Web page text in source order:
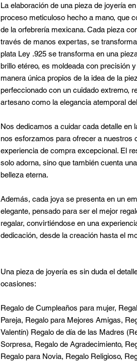
La elaboración de una pieza de joyería
proceso meticuloso hecho a mano, que
de la orfebrería mexicana. Cada pieza
través de manos expertas, se
plata Ley .925 se transforma en una
brillo etéreo, es moldeada con precisión
manera única propios de la idea de la
perfeccionado con un cuidado extremo,
artesano como la elegancia atemporal
Nos dedicamos a cuidar cada detalle en
nos esforzamos para ofrecer a nuestros
experiencia de compra excepcional. El
solo adorna, sino que también cuenta
belleza eterna.
Además, cada joya se presenta en un
elegante, pensado para ser el mejor
regalar, convirtiéndose en una
dedicación, desde la creación hasta el
Una pieza de joyería es sin duda el
ocasiones:
Regalo de Cumpleaños para mujer,
Pareja, Regalo para Mejores Amigas,
Valentín) Regalo de día de las Madres
Sorpresa, Regalo de Agradecimiento,
Regalo para Novia, Regalo Religioso,